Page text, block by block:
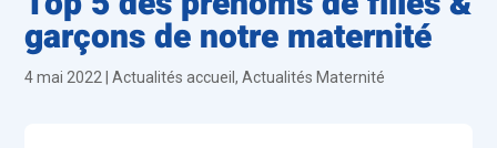
garçons de notre maternité
4 mai 2022 |Actualités accueil,Actualités Maternité